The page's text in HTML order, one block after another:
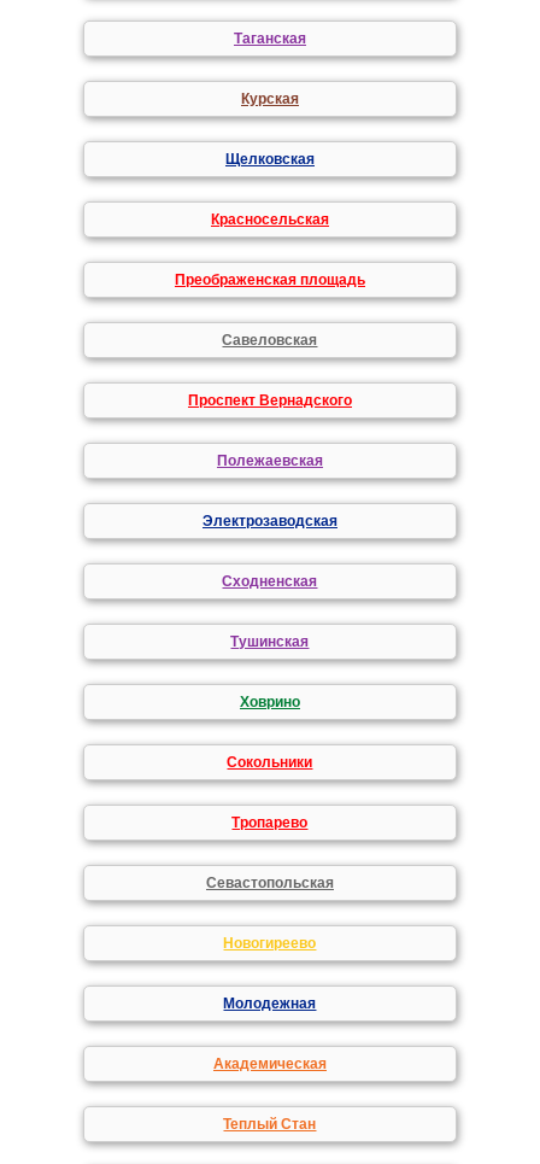
Таганская
Курская
Щелковская
Красносельская
Преображенская площадь
Савеловская
Проспект Вернадского
Полежаевская
Электрозаводская
Сходненская
Тушинская
Ховрино
Сокольники
Тропарево
Севастопольская
Новогиреево
Молодежная
Академическая
Теплый Стан